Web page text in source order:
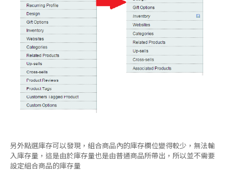
另外點選庫存可以發現，組合商品內的庫存欄位變得較少，無法輸
入庫存量，這是由於庫存量也是由普通商品所帶出，所以並不需要
設定組合商品的庫存量